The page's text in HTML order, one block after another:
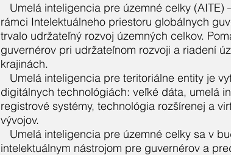
Umelá inteligencia pre územné celky (AITE)
rámci Intelektuálneho priestoru globálnych
trvalo udržateľný rozvoj územných celkov.
guvernérov pri udržateľnom rozvoji a riadení
krajinách.
Umelá inteligencia pre teritoriálne entity je
digitálnych technológiách: veľké dáta, umelá
registrové systémy, technológia rozšírenej a
vývojov.
Umelá inteligencia pre územné celky sa v
intelektuálnym nástrojom pre guvernérov a